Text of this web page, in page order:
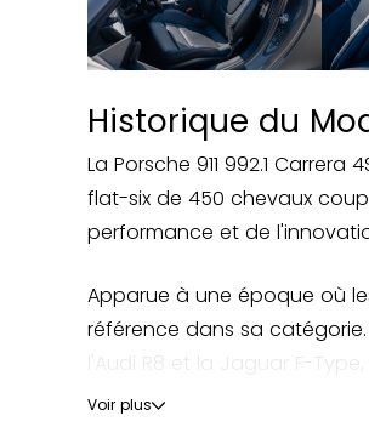
Historique du
La Porsche 911 992.1
flat-six de 450 chevaux
performance et de
Apparue à une époque où
référence dans sa
l'Audi R8 et la Jaguar F-
Voir plus